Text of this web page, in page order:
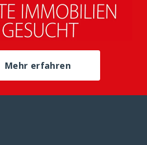
Mehr erfahren